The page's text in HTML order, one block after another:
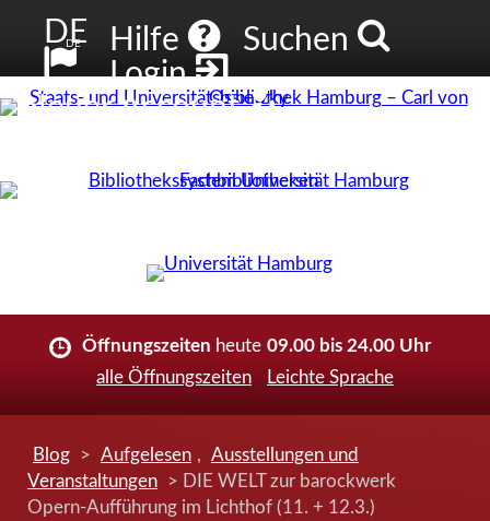
DE
DE Hilfe
Suchen
Login
Neuer Account
Öffnungszeiten heute 09.00 bis 24.00 Uhr
alle Öffnungszeiten
Leichte Sprache
Blog > Aufgelesen , Ausstellungen und
Veranstaltungen
> DIE WELT zur barockwerk
Opern-Aufführung im Lichthof (11. + 12.3.)